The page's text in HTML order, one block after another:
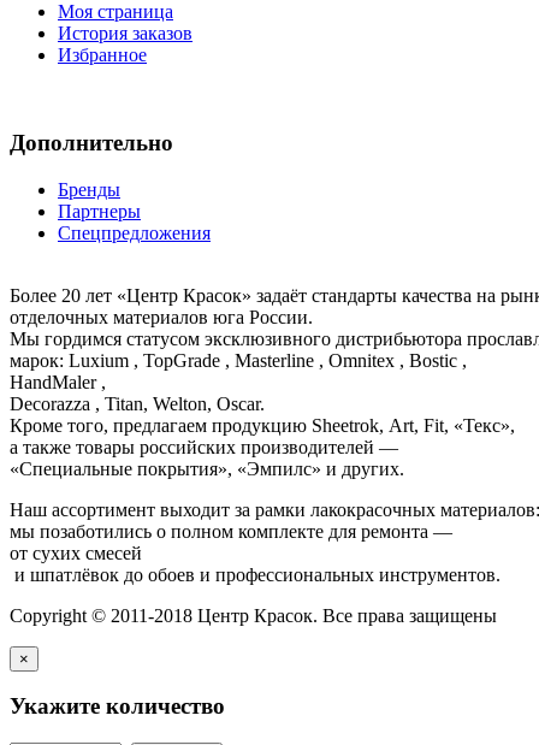
Моя страница
История заказов
Избранное
Дополнительно
Бренды
Партнеры
Спецпредложения
Более 20 лет «Центр Красок» задаёт стандарты качества на
отделочных материалов юга России.
Мы гордимся статусом эксклюзивного дистрибьютора
марок: Luxium , TopGrade , Masterline , Omnitex , Bostic ,
HandMaler ,
Decorazza , Titan, Welton, Oscar.
Кроме того, предлагаем продукцию Sheetrok, Art, Fit, «Текс»,
а также товары российских производителей —
«Специальные покрытия», «Эмпилс» и других.
Наш ассортимент выходит за рамки лакокрасочных
мы позаботились о полном комплекте для ремонта —
от сухих смесей
и шпатлёвок до обоев и профессиональных инструментов.
Copyright © 2011-2018 Центр Красок. Все права защищены
×
Укажите количество